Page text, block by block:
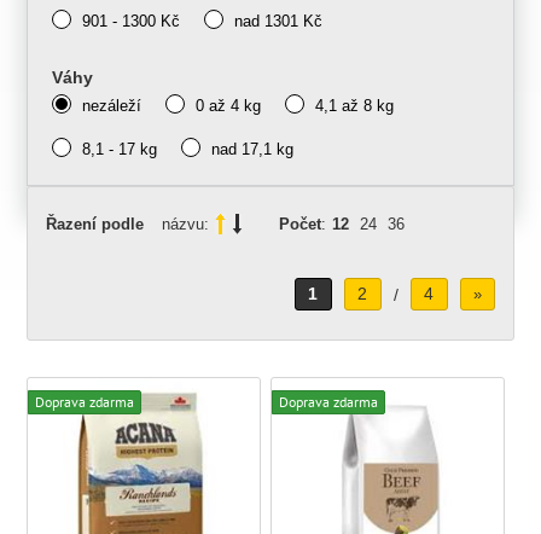
901 - 1300 Kč nad 1301 Kč
Váhy
nezáleží 0 až 4 kg 4,1 až 8 kg
8,1 - 17 kg nad 17,1 kg
Řazení podle názvu: Počet: 12 24 36
1 2 / 4 »
Doprava zdarma Doprava zdarma